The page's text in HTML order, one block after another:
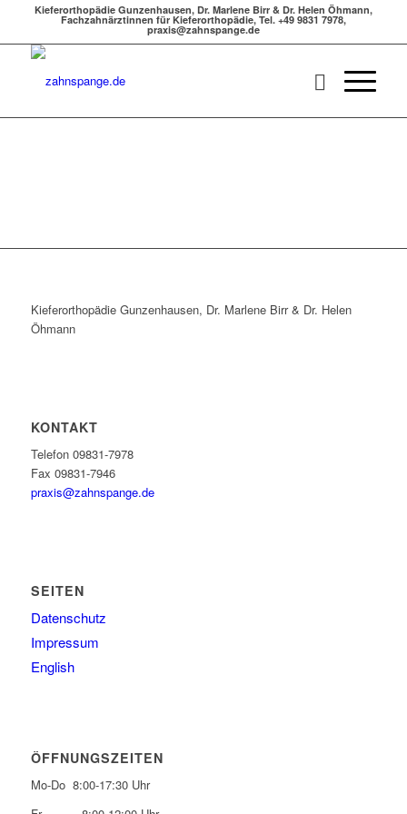
Kieferorthopädie Gunzenhausen, Dr. Marlene Birr & Dr. Helen Öhmann,
Fachzahnärztinnen für Kieferorthopädie, Tel. +49 9831 7978,
praxis@zahnspange.de
Kieferorthopädie Gunzenhausen, Dr. Marlene Birr & Dr. Helen
Öhmann
KONTAKT
Telefon 09831-7978
Fax 09831-7946
praxis@zahnspange.de
SEITEN
Datenschutz
Impressum
English
ÖFFNUNGSZEITEN
Mo-Do 8:00-17:30 Uhr